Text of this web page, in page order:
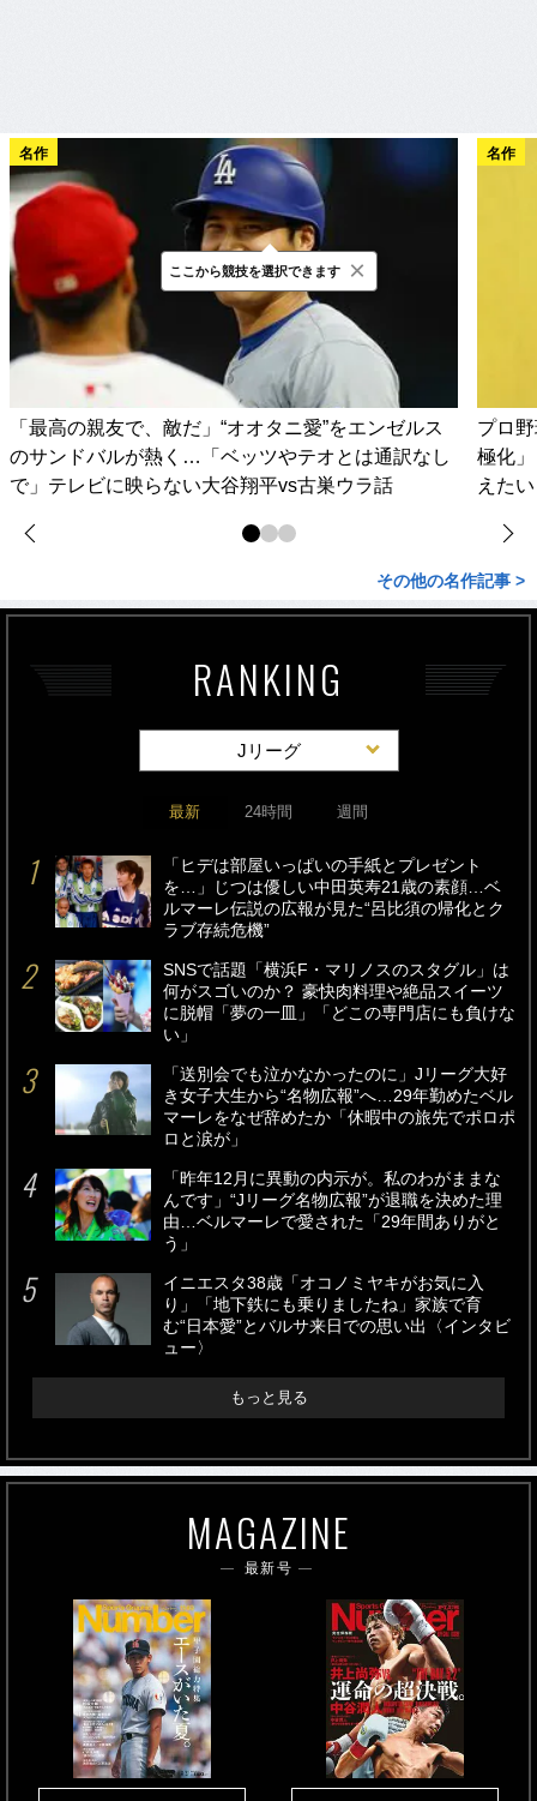
名作
「最高の親友で、敵だ」“オオタニ愛”をエンゼルス
のサンドバルが熱く…「ベッツやテオとは通訳なし
で」テレビに映らない大谷翔平vs古巣ウラ話
名作
プロ
極化
えた
その他の名作記事 >
RANKING
Jリーグ
最新 24時間 週間
「ヒデは部屋いっぱいの手紙とプレゼント
を…」じつは優しい中田英寿21歳の素顔…ベ
ルマーレ伝説の広報が見た“呂比須の帰化とク
ラブ存続危機”
SNSで話題「横浜F・マリノスのスタグル」は
何がスゴいのか？ 豪快肉料理や絶品スイーツ
に脱帽「夢の一皿」「どこの専門店にも負けな
い」
「送別会でも泣かなかったのに」Jリーグ大好
き女子大生から“名物広報”へ…29年勤めたベル
マーレをなぜ辞めたか「休暇中の旅先でポロポ
ロと涙が」
「昨年12月に異動の内示が。私のわがままな
んです」“Jリーグ名物広報”が退職を決めた理
由…ベルマーレで愛された「29年間ありがと
う」
イニエスタ38歳「オコノミヤキがお気に入
り」「地下鉄にも乗りましたね」家族で育
む“日本愛”とバルサ来日での思い出〈インタビ
ュー〉
もっと見る
MAGAZINE
最新号
ここから競技を選択できます ×